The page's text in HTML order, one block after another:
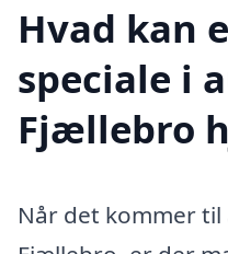
Hvad kan
speciale i
Fjællebro
Når det kommer